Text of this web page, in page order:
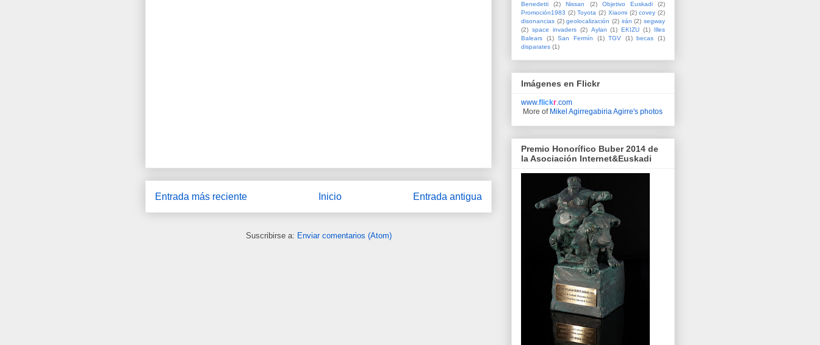
Entrada más reciente Entrada antigua
Inicio
Suscribirse a: Enviar comentarios (Atom)
Benedetti
(2) Nissan (2) Objetivo Euskadi
(2)
Promoción1983 (2) Toyota (2) Xiaomi (2) covey (2)
disonancias (2) geolocalización (2) irán (2) segway
(2) space invaders (2) Aylan (1) EKIZU (1)
Illes
Balears
(1) San Fermín (1) TGV (1) becas
(1)
disparates (1)
Imágenes en Flickr
www.flickr .com
More of Mikel Agirregabiria Agirre's photos
Premio Honorífico Buber 2014 de
la Asociación Internet&Euskadi